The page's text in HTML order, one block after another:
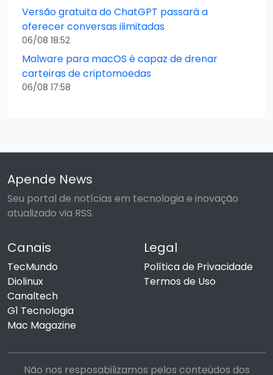
Versão gratuita do ChatGPT passará a
oferecer conversas ilimitadas
06/08 18:52
Malware para macOS é capaz de drenar
carteiras de criptomoedas
06/08 17:58
Apende News
Seu portal de notícias em tecnologia e inovação
atualizado via RSS.
Canais
TecMundo
Diolinux
Canaltech
G1 Tecnologia
Mac Magazine
Legal
Política de Privacidade
Termos de Uso
Não nos resposabilizamos pelos conteúdos dos